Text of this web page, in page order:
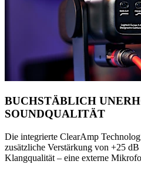
BUCHSTÄBLICH
SOUNDQUALITÄT
Die integrierte ClearAmp
zusätzliche Verstärkung von +25
Klangqualität – eine externe